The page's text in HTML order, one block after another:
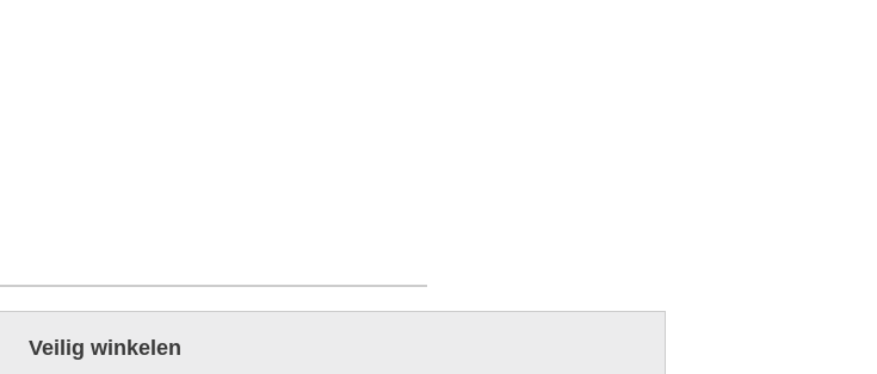
Veilig winkelen